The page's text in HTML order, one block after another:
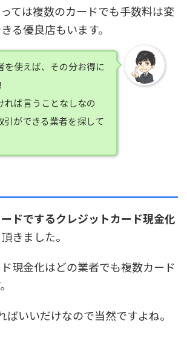
ては複数のカードでも手数料は変
る優良店もいます。
を使えば、その分お得に
れば言うことなしなの
引ができる業者を探して
ドでするクレジットカード現金化
きました。
現金化はどの業者でも複数カード
ばいいだけなので当然ですよね。